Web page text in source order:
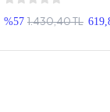
%57 1.430,40 TL